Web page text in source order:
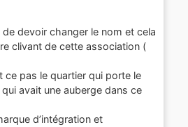
devoir changer le nom et cela
clivant de cette association (
ce pas le quartier qui porte le
avait une auberge dans ce
d’intégration et